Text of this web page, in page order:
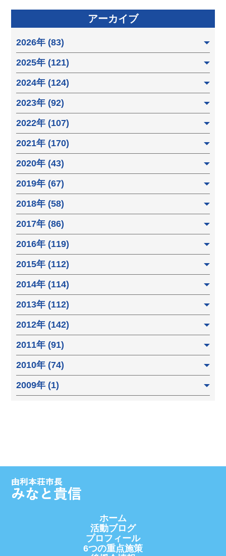
アーカイブ
2026年 (83)
2025年 (121)
2024年 (124)
2023年 (92)
2022年 (107)
2021年 (170)
2020年 (43)
2019年 (67)
2018年 (58)
2017年 (86)
2016年 (119)
2015年 (112)
2014年 (114)
2013年 (112)
2012年 (142)
2011年 (91)
2010年 (74)
2009年 (1)
ホーム
活動ブログ
プロフィール
6つの重点施策